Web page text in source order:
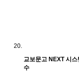
교보문고 NEXT 시
수